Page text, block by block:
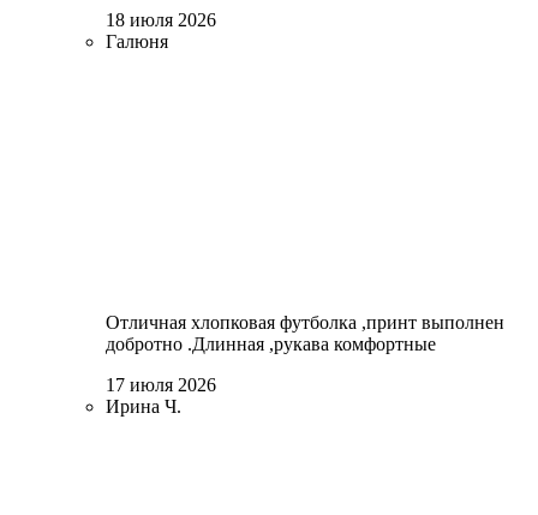
18 июля 2026
Галюня
Отличная хлопковая футболка ,принт выполнен
добротно .Длинная ,рукава комфортные
17 июля 2026
Ирина Ч.